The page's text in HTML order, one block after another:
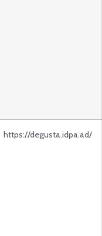
https://degusta.idpa.ad/